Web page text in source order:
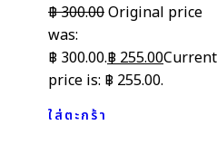
฿300.00Original price
was:
฿ 300.00.฿ 255.00Current
price is: ฿ 255.00.
ใส่ตะกร้า